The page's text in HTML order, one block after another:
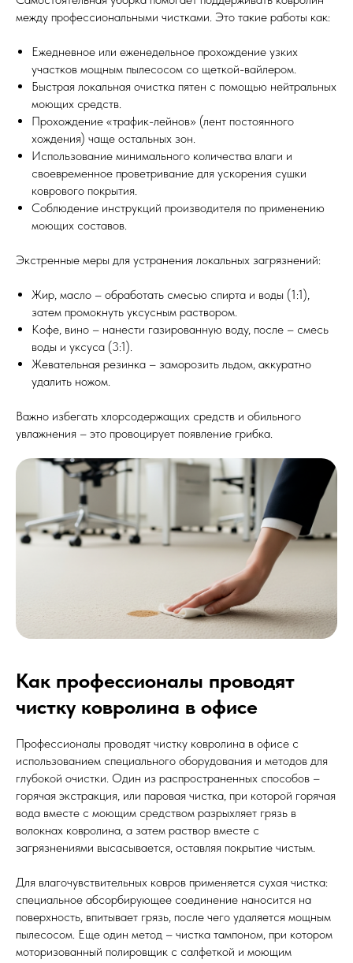
между профессиональными чистками. Это такие работы как:
Ежедневное или еженедельное прохождение узких
участков мощным пылесосом со щеткой-вайлером.
Быстрая локальная очистка пятен с помощью нейтральных
моющих средств.
Прохождение «трафик-лейнов» (лент постоянного
хождения) чаще остальных зон.
Использование минимального количества влаги и
своевременное проветривание для ускорения сушки
коврового покрытия.
Соблюдение инструкций производителя по применению
моющих составов.
Экстренные меры для устранения локальных загрязнений:
Жир, масло – обработать смесью спирта и воды (1:1),
затем промокнуть уксусным раствором.
Кофе, вино – нанести газированную воду, после – смесь
воды и уксуса (3:1).
Жевательная резинка – заморозить льдом, аккуратно
удалить ножом.
Важно избегать хлорсодержащих средств и обильного
увлажнения – это провоцирует появление грибка.
Как профессионалы проводят
чистку ковролина в офисе
Профессионалы проводят чистку ковролина в офисе с
использованием специального оборудования и методов для
глубокой очистки. Один из распространенных способов –
горячая экстракция, или паровая чистка, при которой горячая
вода вместе с моющим средством разрыхляет грязь в
волокнах ковролина, а затем раствор вместе с
загрязнениями высасывается, оставляя покрытие чистым.
Для влагочувствительных ковров применяется сухая чистка:
специальное абсорбирующее соединение наносится на
поверхность, впитывает грязь, после чего удаляется мощным
пылесосом. Еще один метод – чистка тампоном, при котором
моторизованный полировщик с салфеткой и моющим